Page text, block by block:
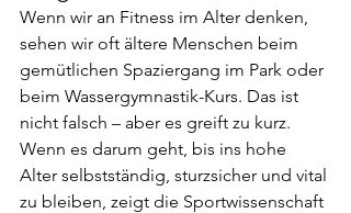
Wenn wir an Fitness im Alter denken,
sehen wir oft ältere Menschen beim
gemütlichen Spaziergang im Park oder
beim Wassergymnastik-Kurs. Das ist
nicht falsch – aber es greift zu kurz.
Wenn es darum geht, bis ins hohe
Alter selbstständig, sturzsicher und vital
zu bleiben, zeigt die Sportwissenschaft